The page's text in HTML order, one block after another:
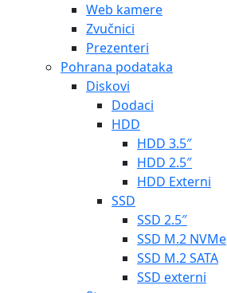
Web kamere
Zvučnici
Prezenteri
Pohrana podataka
Diskovi
Dodaci
HDD
HDD 3.5″
HDD 2.5″
HDD Externi
SSD
SSD 2.5″
SSD M.2 NVMe
SSD M.2 SATA
SSD externi